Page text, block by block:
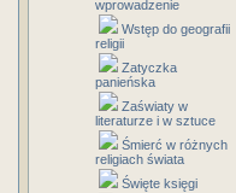
wprowadzenie
Wstęp do geografii
religii
Zatyczka
panieńska
Zaświaty w
literaturze i w sztuce
Śmierć w różnych
religiach świata
Święte księgi